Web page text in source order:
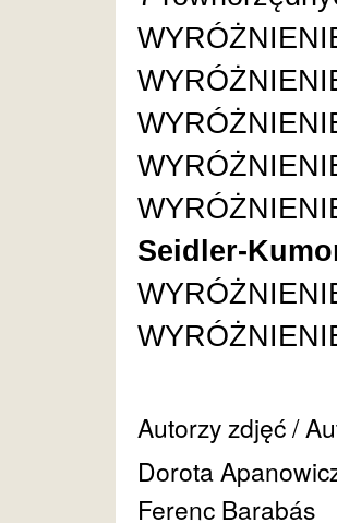
Seidler-
Autorzy zdjęć /
Dorota
Ferenc Barabás